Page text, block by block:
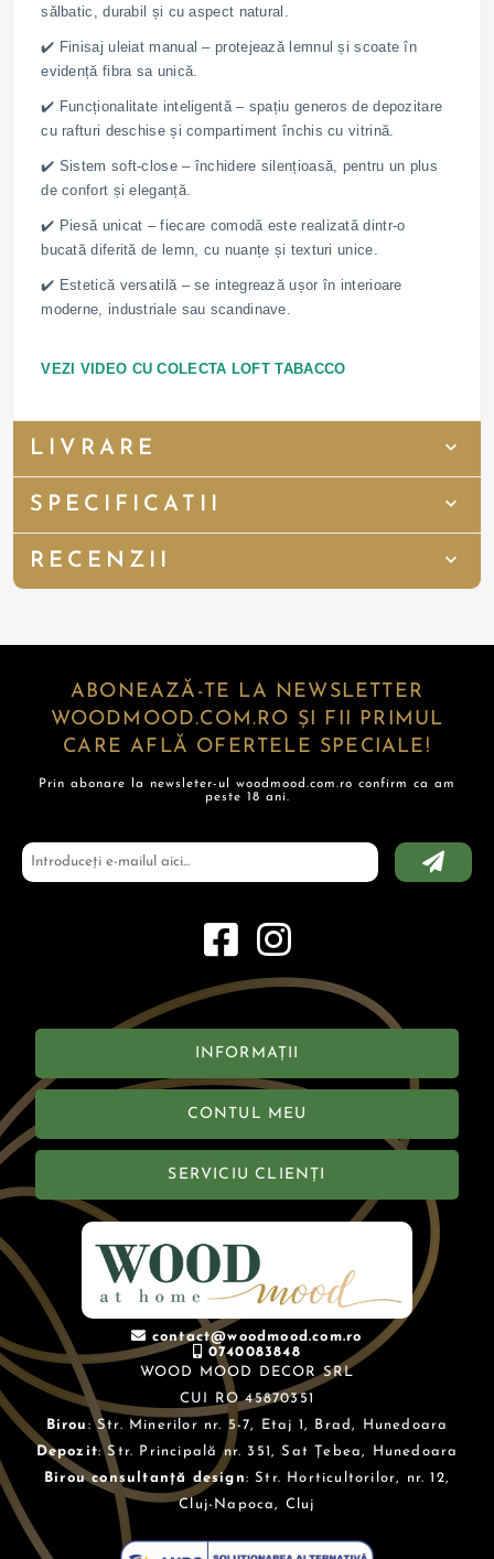
sălbatic, durabil și cu aspect natural.
✔️ Finisaj uleiat manual – protejează lemnul și scoate în
evidență fibra sa unică.
✔️ Funcționalitate inteligentă – spațiu generos de depozitare
cu rafturi deschise și compartiment închis cu vitrină.
✔️ Sistem soft-close – închidere silențioasă, pentru un plus
de confort și eleganță.
✔️ Piesă unicat – fiecare comodă este realizată dintr-o
bucată diferită de lemn, cu nuanțe și texturi unice.
✔️ Estetică versatilă – se integrează ușor în interioare
moderne, industriale sau scandinave.
VEZI VIDEO CU COLECTA LOFT TABACCO
LIVRARE
SPECIFICATII
RECENZII
ABONEAZĂ-TE LA NEWSLETTER
WOODMOOD.COM.RO ȘI FII PRIMUL
CARE AFLĂ OFERTELE SPECIALE!
Prin abonare la newsleter-ul woodmood.com.ro confirm ca am
peste 18 ani.
INFORMAȚII
CONTUL MEU
SERVICIU CLIENȚI
contact@woodmood.com.ro
0740083848
WOOD MOOD DECOR SRL
CUI RO 45870351
Birou : Str. Minerilor nr. 5-7, Etaj 1, Brad, Hunedoara
Depozit: Str. Principală nr. 351, Sat Țebea, Hunedoara
Birou consultanță design: Str. Horticultorilor, nr. 12,
Cluj-Napoca, Cluj